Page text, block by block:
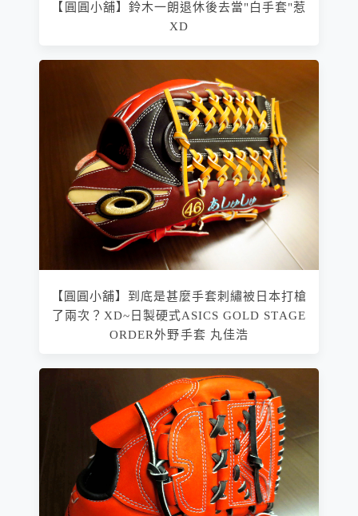
【圓圓小舖】鈴木一朗退休後去當"白手套"惹
XD
【圓圓小舖】到底是甚麼手套刺繡被日本打槍
了兩次？XD~日製硬式ASICS GOLD STAGE
ORDER外野手套 丸佳浩